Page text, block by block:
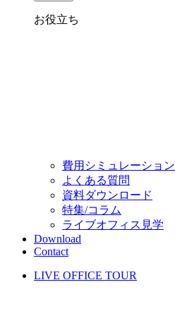
お役立ち
費用シミュレーション
よくある質問
資料ダウンロード
特集/コラム
ライブオフィス見学
Download
Contact
LIVE OFFICE TOUR